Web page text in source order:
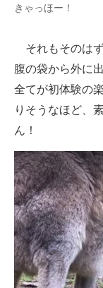
製造業のIT導入・
エレクトロニク
建設×テクノロジ
ちょっと気にな
きゃっほー！
それもそのは
腹の袋から外に
全てが初体験の
りそうなほど、
ん！